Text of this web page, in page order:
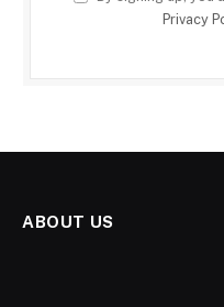
Privacy
ABOUT US